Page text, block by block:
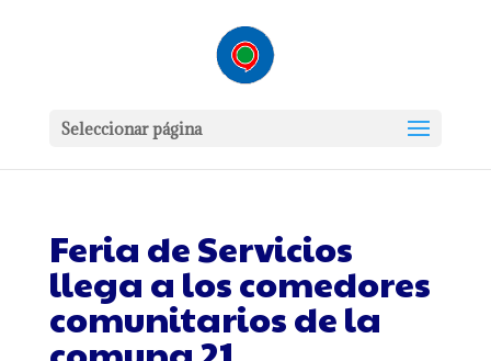
Seleccionar página
Feria de Servicios
llega a los comedores
comunitarios de la